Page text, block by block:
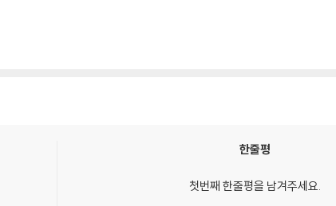
한줄평
첫번째 한줄평을 남겨주세요.